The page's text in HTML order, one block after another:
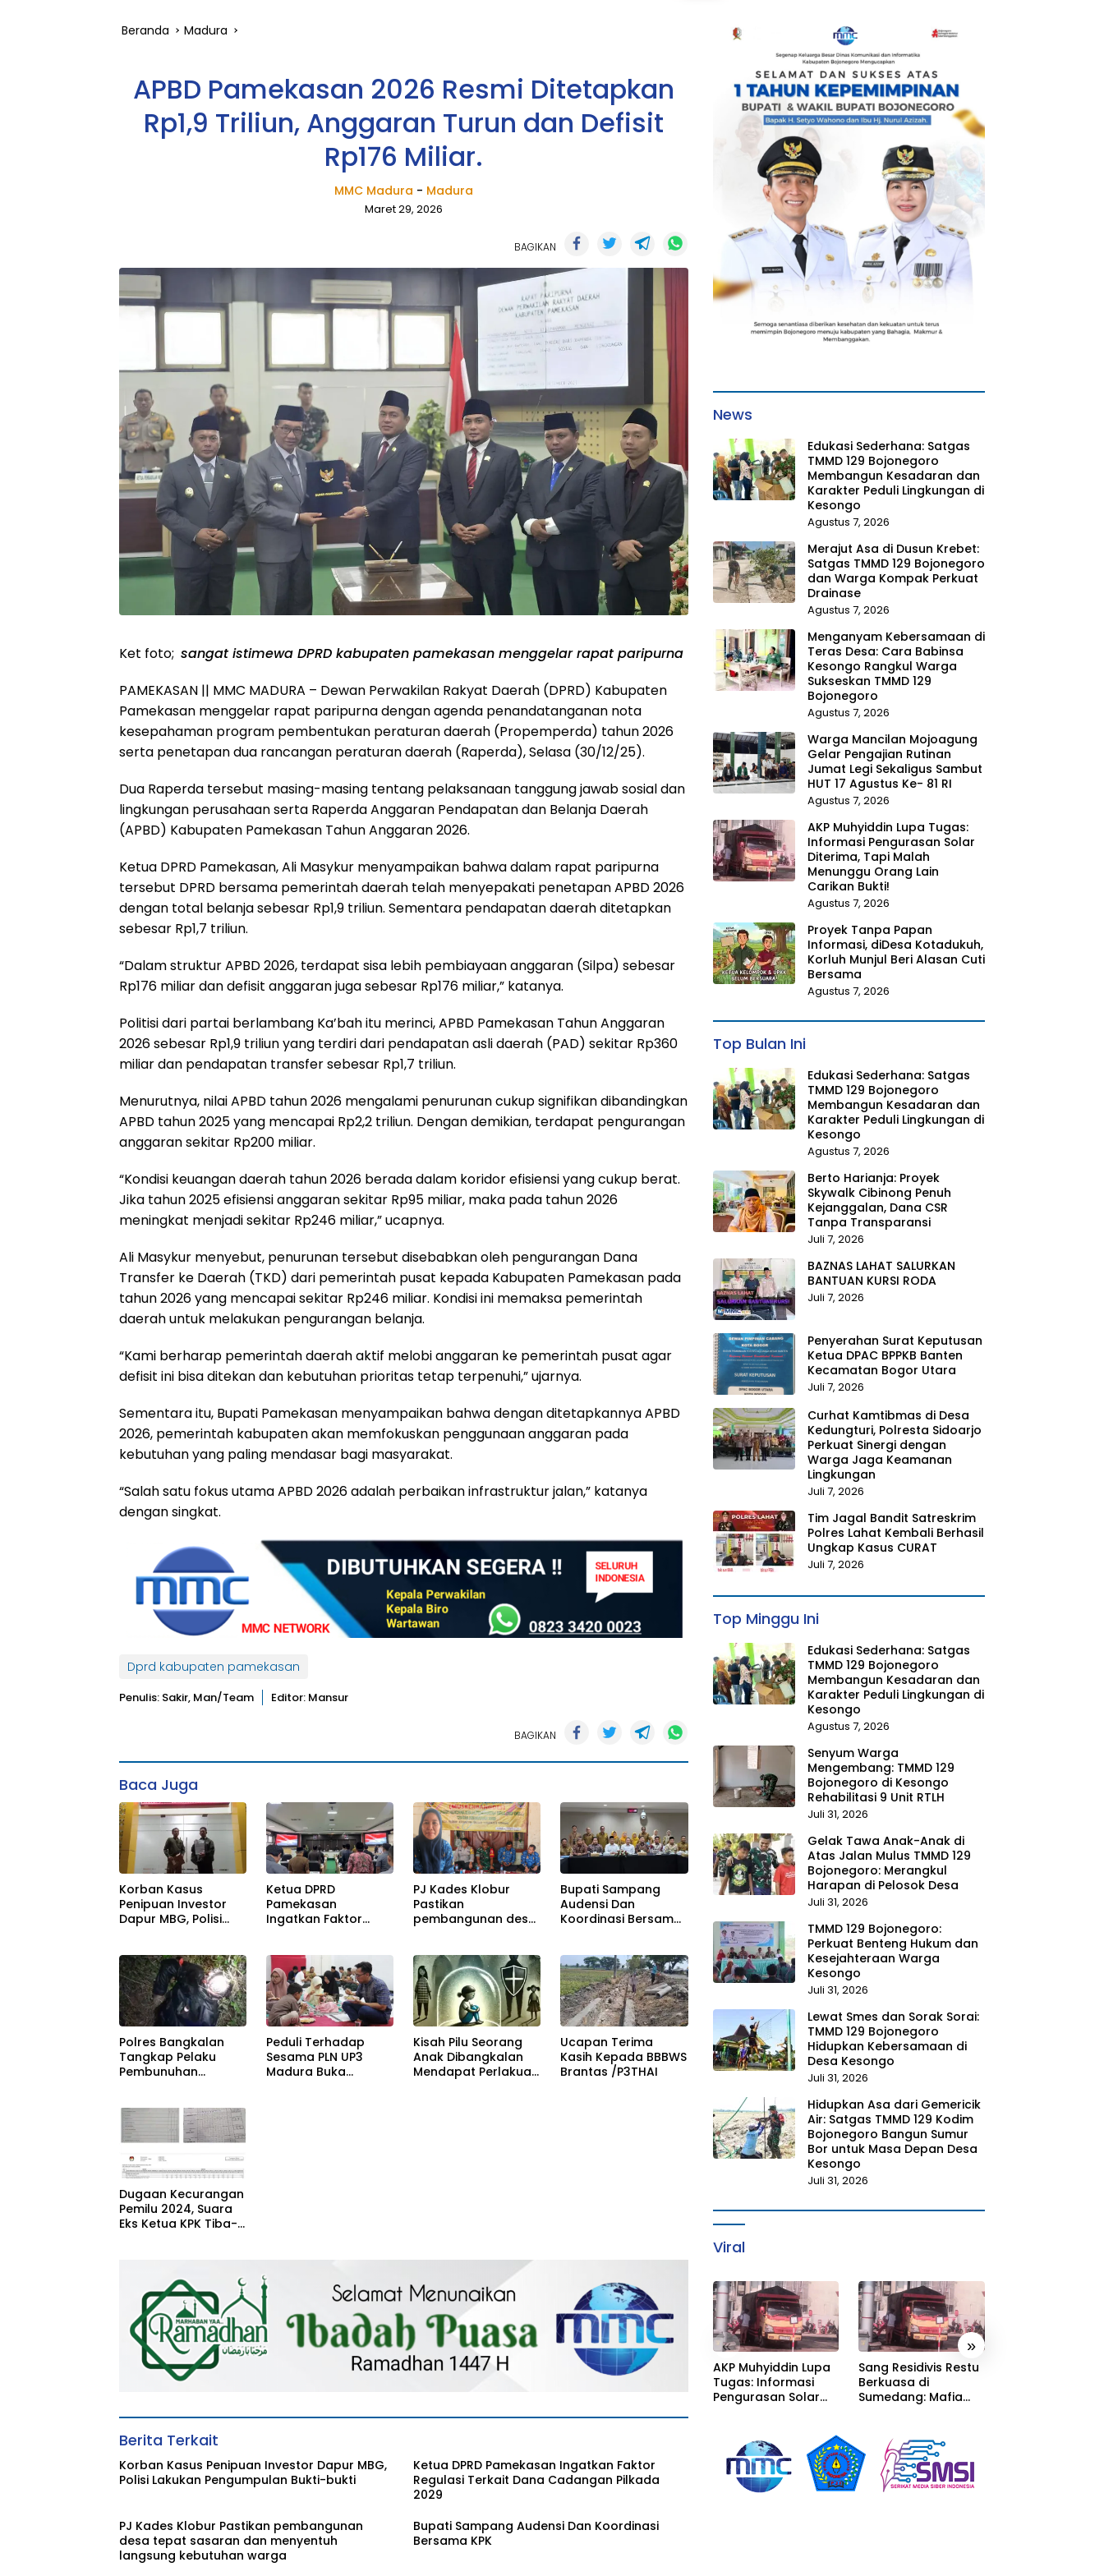
Beranda Madura
APBD Pamekasan 2026 Resmi Ditetapkan
Rp1,9 Triliun, Anggaran Turun dan Defisit
Rp176 Miliar.
MMC Madura - Madura
Maret 29, 2026
BAGIKAN
Ket foto; sangat istimewa DPRD kabupaten pamekasan menggelar rapat paripurna
PAMEKASAN || MMC MADURA – Dewan Perwakilan Rakyat Daerah (DPRD) Kabupaten
Pamekasan menggelar rapat paripurna dengan agenda penandatanganan nota
kesepahaman program pembentukan peraturan daerah (Propemperda) tahun 2026
serta penetapan dua rancangan peraturan daerah (Raperda), Selasa (30/12/25).
Dua Raperda tersebut masing-masing tentang pelaksanaan tanggung jawab sosial dan
lingkungan perusahaan serta Raperda Anggaran Pendapatan dan Belanja Daerah
(APBD) Kabupaten Pamekasan Tahun Anggaran 2026.
Ketua DPRD Pamekasan, Ali Masykur menyampaikan bahwa dalam rapat paripurna
tersebut DPRD bersama pemerintah daerah telah menyepakati penetapan APBD 2026
dengan total belanja sebesar Rp1,9 triliun. Sementara pendapatan daerah ditetapkan
sebesar Rp1,7 triliun.
“Dalam struktur APBD 2026, terdapat sisa lebih pembiayaan anggaran (Silpa) sebesar
Rp176 miliar dan defisit anggaran juga sebesar Rp176 miliar,” katanya.
Politisi dari partai berlambang Ka’bah itu merinci, APBD Pamekasan Tahun Anggaran
2026 sebesar Rp1,9 triliun yang terdiri dari pendapatan asli daerah (PAD) sekitar Rp360
miliar dan pendapatan transfer sebesar Rp1,7 triliun.
Menurutnya, nilai APBD tahun 2026 mengalami penurunan cukup signifikan dibandingkan
APBD tahun 2025 yang mencapai Rp2,2 triliun. Dengan demikian, terdapat pengurangan
anggaran sekitar Rp200 miliar.
“Kondisi keuangan daerah tahun 2026 berada dalam koridor efisiensi yang cukup berat.
Jika tahun 2025 efisiensi anggaran sekitar Rp95 miliar, maka pada tahun 2026
meningkat menjadi sekitar Rp246 miliar,” ucapnya.
Ali Masykur menyebut, penurunan tersebut disebabkan oleh pengurangan Dana
Transfer ke Daerah (TKD) dari pemerintah pusat kepada Kabupaten Pamekasan pada
tahun 2026 yang mencapai sekitar Rp246 miliar. Kondisi ini memaksa pemerintah
daerah untuk melakukan pengurangan belanja.
“Kami berharap pemerintah daerah aktif melobi anggaran ke pemerintah pusat agar
defisit ini bisa ditekan dan kebutuhan prioritas tetap terpenuhi,” ujarnya.
Sementara itu, Bupati Pamekasan menyampaikan bahwa dengan ditetapkannya APBD
2026, pemerintah kabupaten akan memfokuskan penggunaan anggaran pada
kebutuhan yang paling mendasar bagi masyarakat.
“Salah satu fokus utama APBD 2026 adalah perbaikan infrastruktur jalan,” katanya
dengan singkat.
Dprd kabupaten pamekasan
Penulis: Sakir, Man/team Editor: Mansur
BAGIKAN
Baca Juga
Korban Kasus
Penipuan Investor
Dapur MBG, Polisi
bukti
Ketua DPRD
Pamekasan
Ingatkan Faktor
Pilkada 2029
PJ Kades Klobur
Pastikan
pembangunan desa
kebutuhan warga
Bupati Sampang
Audensi Dan
Koordinasi Bersama
Polres Bangkalan
Tangkap Pelaku
Pembunuhan
Peduli Terhadap
Sesama PLN UP3
Madura Buka
Kisah Pilu Seorang
Anak Dibangkalan
Mendapat Perlakuan
Ucapan Terima
Kasih Kepada BBBWS
Brantas /P3THAI
Dugaan Kecurangan
Pemilu 2024, Suara
Eks Ketua KPK Tiba-
Berita Terkait
Korban Kasus Penipuan Investor Dapur MBG,
Polisi Lakukan Pengumpulan Bukti-bukti
Ketua DPRD Pamekasan Ingatkan Faktor
Regulasi Terkait Dana Cadangan Pilkada
2029
PJ Kades Klobur Pastikan pembangunan
desa tepat sasaran dan menyentuh
langsung kebutuhan warga
Bupati Sampang Audensi Dan Koordinasi
Bersama KPK
News
Edukasi Sederhana: Satgas
TMMD 129 Bojonegoro
Membangun Kesadaran dan
Karakter Peduli Lingkungan di
Kesongo
Agustus 7, 2026
Merajut Asa di Dusun Krebet:
Satgas TMMD 129 Bojonegoro
dan Warga Kompak Perkuat
Drainase
Agustus 7, 2026
Menganyam Kebersamaan di
Teras Desa: Cara Babinsa
Kesongo Rangkul Warga
Sukseskan TMMD 129
Bojonegoro
Agustus 7, 2026
Warga Mancilan Mojoagung
Gelar Pengajian Rutinan
Jumat Legi Sekaligus Sambut
HUT 17 Agustus Ke- 81 RI
Agustus 7, 2026
AKP Muhyiddin Lupa Tugas:
Informasi Pengurasan Solar
Diterima, Tapi Malah
Menunggu Orang Lain
Carikan Bukti!
Agustus 7, 2026
Proyek Tanpa Papan
Informasi, diDesa Kotadukuh,
Korluh Munjul Beri Alasan Cuti
Bersama
Agustus 7, 2026
Top Bulan Ini
Edukasi Sederhana: Satgas
TMMD 129 Bojonegoro
Membangun Kesadaran dan
Karakter Peduli Lingkungan di
Kesongo
Agustus 7, 2026
Berto Harianja: Proyek
Skywalk Cibinong Penuh
Kejanggalan, Dana CSR
Tanpa Transparansi
Juli 7, 2026
BAZNAS LAHAT SALURKAN
BANTUAN KURSI RODA
Juli 7, 2026
Penyerahan Surat Keputusan
Ketua DPAC BPPKB Banten
Kecamatan Bogor Utara
Juli 7, 2026
Curhat Kamtibmas di Desa
Kedungturi, Polresta Sidoarjo
Perkuat Sinergi dengan
Warga Jaga Keamanan
Lingkungan
Juli 7, 2026
Tim Jagal Bandit Satreskrim
Polres Lahat Kembali Berhasil
Ungkap Kasus CURAT
Juli 7, 2026
Top Minggu Ini
Edukasi Sederhana: Satgas
TMMD 129 Bojonegoro
Membangun Kesadaran dan
Karakter Peduli Lingkungan di
Kesongo
Agustus 7, 2026
Senyum Warga
Mengembang: TMMD 129
Bojonegoro di Kesongo
Rehabilitasi 9 Unit RTLH
Juli 31, 2026
Gelak Tawa Anak-Anak di
Atas Jalan Mulus TMMD 129
Bojonegoro: Merangkul
Harapan di Pelosok Desa
Juli 31, 2026
TMMD 129 Bojonegoro:
Perkuat Benteng Hukum dan
Kesejahteraan Warga
Kesongo
Juli 31, 2026
Lewat Smes dan Sorak Sorai:
TMMD 129 Bojonegoro
Hidupkan Kebersamaan di
Desa Kesongo
Juli 31, 2026
Hidupkan Asa dari Gemericik
Air: Satgas TMMD 129 Kodim
Bojonegoro Bangun Sumur
Bor untuk Masa Depan Desa
Kesongo
Juli 31, 2026
Viral
« »
AKP Muhyiddin Lupa
Tugas: Informasi
Pengurasan Solar
Lain Carikan Bukti!
Sang Residivis Restu
Berkuasa di
Sumedang: Mafia
Terangan, Seolah
Hukum Bungkam